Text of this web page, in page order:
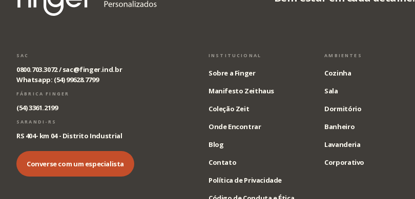
SAC
0800.703.3072 /sac@finger.ind.br
Whatsapp: (54) 99628.7799
FÁBRICA FINGER
(54) 3361.2199
SARANDI-RS
RS 404- km 04 - Distrito Industrial
Converse com um especialista
INSTITUCIONAL
Sobre a Finger
Manifesto Zeithaus
Coleção Zeit
Onde Encontrar
Blog
Contato
Política de Privacidade
AMBIENTES
Cozinha
Sala
Dormitório
Banheiro
Lavanderia
Corporativo